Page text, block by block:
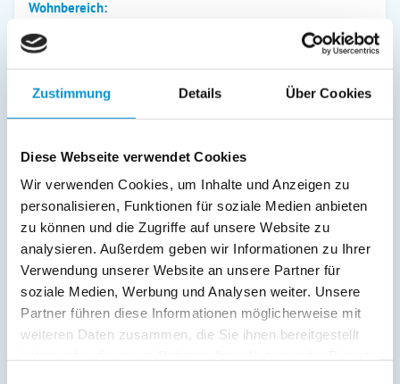
Zustimmung Details Über Cookies
Diese Webseite verwendet Cookies
Wir verwenden Cookies, um Inhalte und Anzeigen zu
personalisieren, Funktionen für soziale Medien anbieten
zu können und die Zugriffe auf unsere Website zu
analysieren. Außerdem geben wir Informationen zu Ihrer
Verwendung unserer Website an unsere Partner für
soziale Medien, Werbung und Analysen weiter. Unsere
Partner führen diese Informationen möglicherweise mit
weiteren Daten zusammen, die Sie ihnen bereitgestellt
Wohnbereich:
SAT/Kabel-TV
Radio
Außenanlage:
Gartenstühle
Parkplatz
Balkon
Service:
Strandkorb am Strand
Verpflegung: